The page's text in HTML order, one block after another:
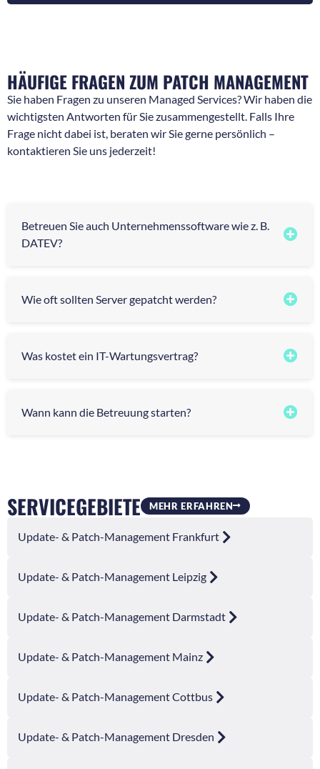
k
n
*
h
*
HÄUFIGE FRAGEN ZUM PATCH MANAGEMENT
Sie haben Fragen zu unseren Managed Services? Wir haben die
wichtigsten Antworten für Sie zusammengestellt. Falls Ihre
Frage nicht dabei ist, beraten wir Sie gerne persönlich –
kontaktieren Sie uns jederzeit!
Betreuen Sie auch Unternehmenssoftware wie z. B.
DATEV?
Wie oft sollten Server gepatcht werden?
Was kostet ein IT-Wartungsvertrag?
Wann kann die Betreuung starten?
SERVICEGEBIETE MEHR ERFAHREN
Update- & Patch-Management Frankfurt
Update- & Patch-Management Leipzig
Update- & Patch-Management Darmstadt
Update- & Patch-Management Mainz
Update- & Patch-Management Cottbus
Update- & Patch-Management Dresden